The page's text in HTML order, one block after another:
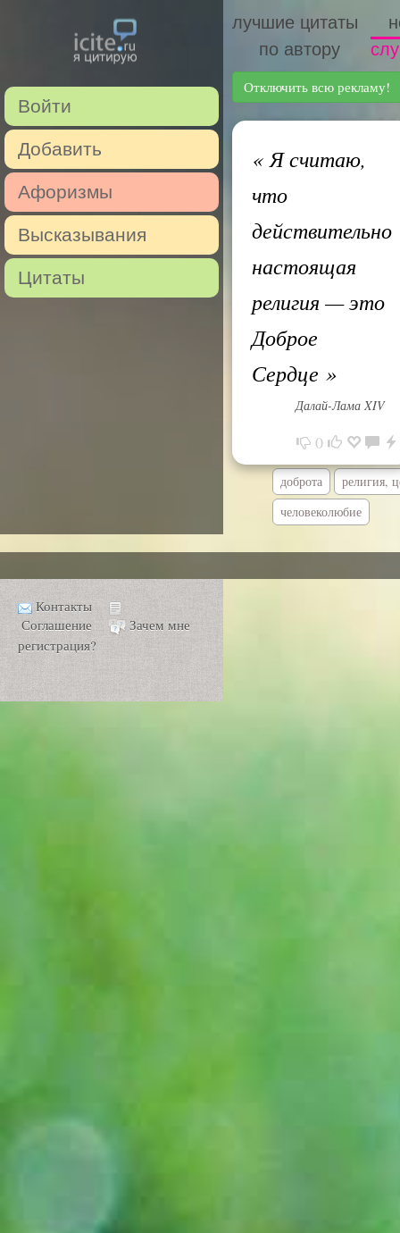
Войти
Добавить
Афоризмы
Высказывания
Цитаты
лучшие цитаты
по автору
Отключить всю рекламу!
«Я считаю,
что
действительно
настоящая
религия — это
Доброе
Сердце »
Далай-Лама XIV
0
доброта
религия,
человеколюбие
Контакты
Соглашение
Зачем мне
регистрация?